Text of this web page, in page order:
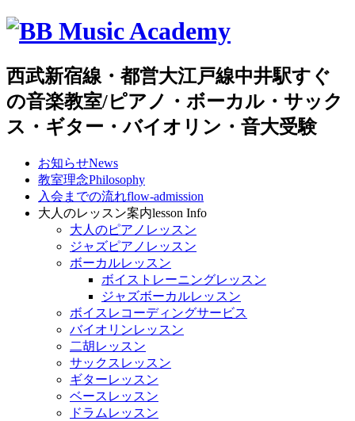
西武新宿線・都営大江戸線中井駅すぐ
の音楽教室/ピアノ・ボーカル・サック
ス・ギター・バイオリン・音大受験
お知らせNews
教室理念Philosophy
入会までの流れflow-admission
大人のレッスン案内lesson Info
大人のピアノレッスン
ジャズピアノレッスン
ボーカルレッスン
ボイストレーニングレッスン
ジャズボーカルレッスン
ボイスレコーディングサービス
バイオリンレッスン
二胡レッスン
サックスレッスン
ギターレッスン
ベースレッスン
ドラムレッスン